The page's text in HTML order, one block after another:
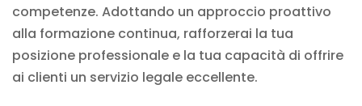
competenze. Adottando un approccio proattivo
alla formazione continua, rafforzerai la tua
posizione professionale e la tua capacità di offrire
ai clienti un servizio legale eccellente.